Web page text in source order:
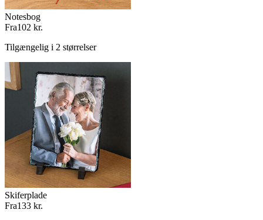
Notesbog
Fra102 kr.
Tilgængelig i 2 størrelser
Skiferplade
Fra133 kr.